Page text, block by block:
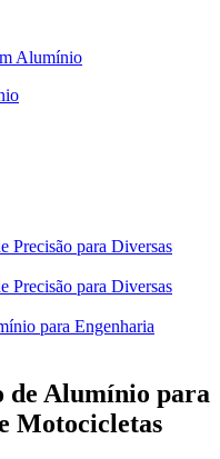
Alumínio
Precisão para Diversas
Precisão para Diversas
para Engenharia
de Alumínio para
Motocicletas